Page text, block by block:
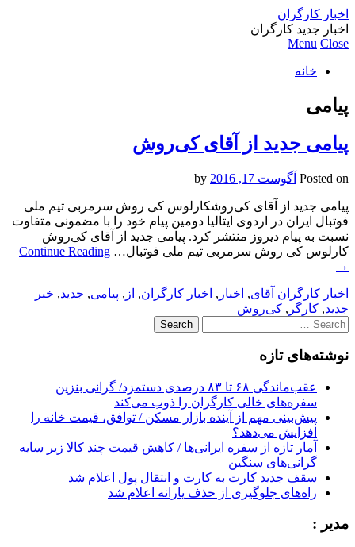
اخبار کارگران
اخبار جدید کارگران
Menu Close
خانه
پیامی
پیامی جدید از آقای کی‌روش
Posted on آگوست 17, 2016
پیامی جدید از آقای کی‌روشکارلوس کی روش سرمربی تیم ملی
فوتبال ایران در اردوی ایتالیا دومین پیام خود را با مضمونی متفاوت
نسبت به پیام دیروز منتشر کرد. پیامی جدید از آقای کی‌روش
کارلوس کی روش سرمربی تیم ملی فوتبال… Continue Reading
→
اخبار کارگران آقای, اخبار , اخبار کارگران, از , پیامی, جدید, خبر
جدید, کارگر , کی‌روش
Search
for:
نوشته‌های تازه
عقب‌ماندگی ۶۸ تا ۸۳ درصدی دستمزد/ گرانی بنزین
سفره‌های خالی کارگران را ذوب می‌کند
پیش‌بینی مهم از آینده بازار مسکن / توافق، قیمت خانه را
افزایش می‌دهد؟
آمار تازه از سفره ایرانی‌ها / کاهش قیمت چند کالا زیر سایه
گرانی‌های سنگین
سقف جدید کارت به کارت و انتقال پول اعلام شد
راه‌های جلوگیری از حذف یارانه اعلام شد
مدیر :